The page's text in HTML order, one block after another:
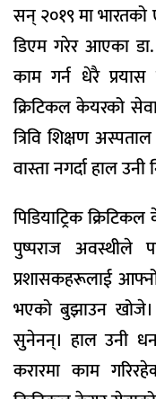
सन् २०१९ मा भारतको
डिएम गरेर आएका
काम गर्न धेरै
क्रिटिकल केयरको
त्रिवि शिक्षण
वास्ता नगर्दा हाल
पिडियाट्रिक
पुष्पराज अवस्थीले
प्रशासकहरूलाई
भएको बुझाउन खोजे।
सुनेनन्। हाल उनी
करारमा काम